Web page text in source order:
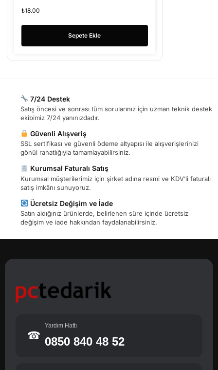
₺18.00
Sepete Ekle
7/24 Destek
Satış öncesi ve sonrası tüm sorularınız için uzman teknik destek
ekibimiz 7/24 yanınızdadır.
Güvenli Alışveriş
SSL sertifikası ve güvenli ödeme altyapısı ile alışverişlerinizi
gönül rahatlığıyla tamamlayabilirsiniz.
Kurumsal Faturalı Satış
Kurumsal müşterilerimiz için şirket adına resmi ve KDV’li faturalı
satış imkânı sunuyoruz.
Ücretsiz Değişim ve İade
Satın aldığınız ürünlerde, belirlenen süre içinde ücretsiz
değişim ve iade hakkından faydalanabilirsiniz.
☎
Yardım Hattı
0850 840 48 52